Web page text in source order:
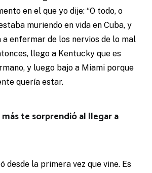
en el que yo dije: “O todo, o
muriendo en vida en Cuba, y
a enfermar de los nervios de lo mal
llego a Kentucky que es
y luego bajo a Miami porque
quería estar.
te sorprendió al llegar a
desde la primera vez que vine. Es